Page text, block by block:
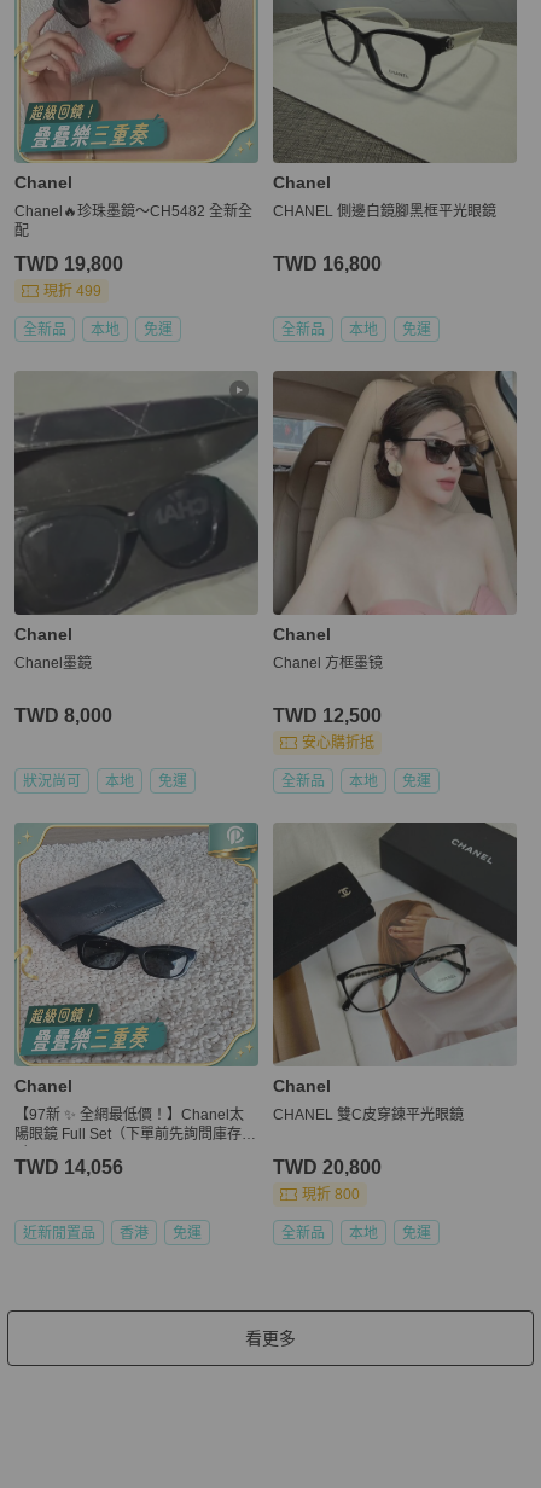
Chanel
Chanel🔥珍珠墨鏡～CH5482 全新全
配
TWD 19,800
現折 499
全新品 本地 免運
Chanel
CHANEL 側邊白鏡腳黑框平光眼鏡
TWD 16,800
全新品 本地 免運
Chanel
Chanel墨鏡
TWD 8,000
狀況尚可 本地 免運
Chanel
Chanel 方框墨镜
TWD 12,500
安心購折抵
全新品 本地 免運
Chanel
【97新 ✨ 全網最低價！】Chanel太
陽眼鏡 Full Set（下單前先詢問庫存
TWD 14,056
近新閒置品 香港 免運
Chanel
CHANEL 雙C皮穿鍊平光眼鏡
TWD 20,800
現折 800
全新品 本地 免運
看更多